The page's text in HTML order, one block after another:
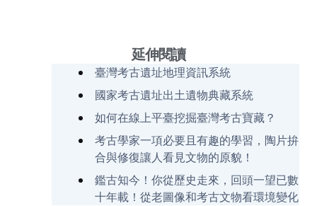
延伸閱讀
臺灣考古遺址地理資訊系統
n
h
s
r
c
.
b
國家考古遺址出土遺物典藏系統
如何在線上平臺挖掘臺灣考古寶藏？
考古學家一項必要且有趣的學習，陶片拚
合與修復讓人看見文物的原貌！
鑑古知今！你從歷史走來，回頭一望已數
十年載！從老圖像和考古文物看環境變化